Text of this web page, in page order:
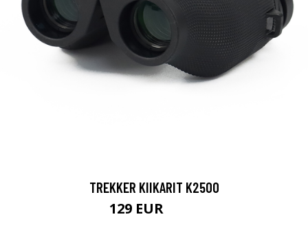
TREKKER KIIKARIT K2500
129 EUR